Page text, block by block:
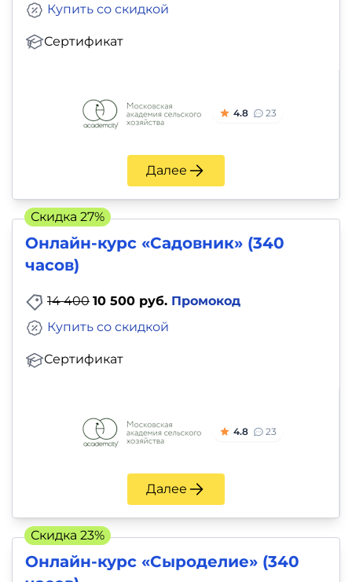
Сертификат
Купить со скидкой
4.8 23
Далее
Онлайн-курс «Садовник» (340
часов)
14 400 10 500 руб. Промокод
Сертификат
Купить со скидкой
4.8 23
Далее
Скидка 27%
Онлайн-курс «Сыроделие» (340
Скидка 23%